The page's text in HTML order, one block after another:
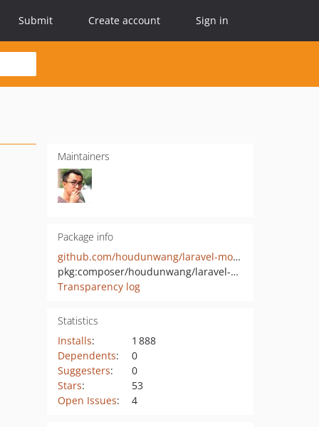
Submit Create account Sign in
Maintainers
Package info
github.com/houdunwang/laravel-module
pkg:composer/houdunwang/laravel-module
Transparency log
Statistics
Installs:
1 888
Dependents:
0
Suggesters:
0
Stars:
53
Open Issues: 4